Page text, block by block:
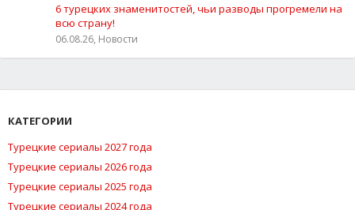
6 турецких знаменитостей, чьи разводы прогремели на
всю страну!
06.08.26, Новости
КАТЕГОРИИ
Турецкие сериалы 2027 года
Турецкие сериалы 2026 года
Турецкие сериалы 2025 года
Турецкие сериалы 2024 года